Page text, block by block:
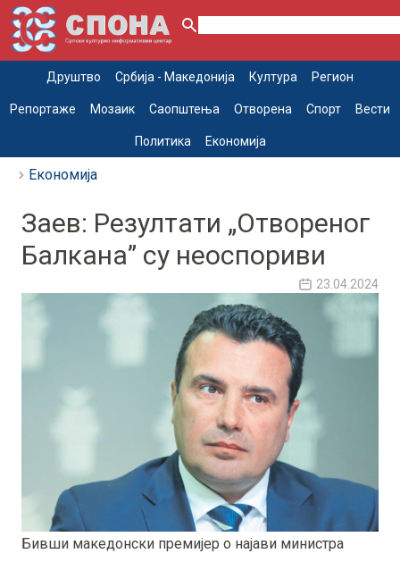
Друштво Србија - Македонија Култура Регион
Репортаже Мозаик Саопштења Отворена Спорт Вести
Политика Економија
Економија
Заев: Резултати „Отвореног
Балкана” су неоспориви
23.04.2024
Бивши македонски премијер о најави министра